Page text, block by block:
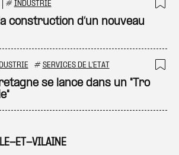
ET-VILAINE
# INDUSTRIE
construction d’un nouveau
# SERVICES DE L'ETAT
se lance dans un "Tro